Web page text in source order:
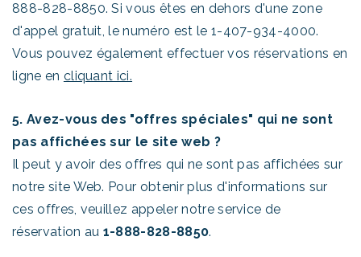
888-828-8850. Si vous êtes en dehors d'une zone
d'appel gratuit, le numéro est le 1-407-934-4000.
Vous pouvez également effectuer vos réservations en
ligne en cliquant ici.
5. Avez-vous des "offres spéciales" qui ne sont
pas affichées sur le site web ?
Il peut y avoir des offres qui ne sont pas affichées sur
notre site Web. Pour obtenir plus d'informations sur
ces offres, veuillez appeler notre service de
réservation au 1-888-828-8850.